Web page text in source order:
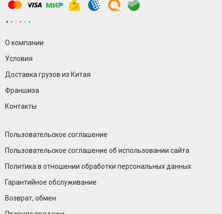
О компании
Условия
Доставка грузов из Китая
Франшиза
Контакты
Пользовательское соглашение
Пользовательское соглашение об использовании сайта
Политика в отношении обработки персональных данных
Гарантийное обслуживание
Возврат, обмен